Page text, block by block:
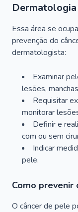
Essa área se
prevenção do
dermatologista:
Examinar
lesões,
Requisitar
monitorar
Definir e
com ou sem
Indicar
pele.
Como prevenir
O câncer de pele